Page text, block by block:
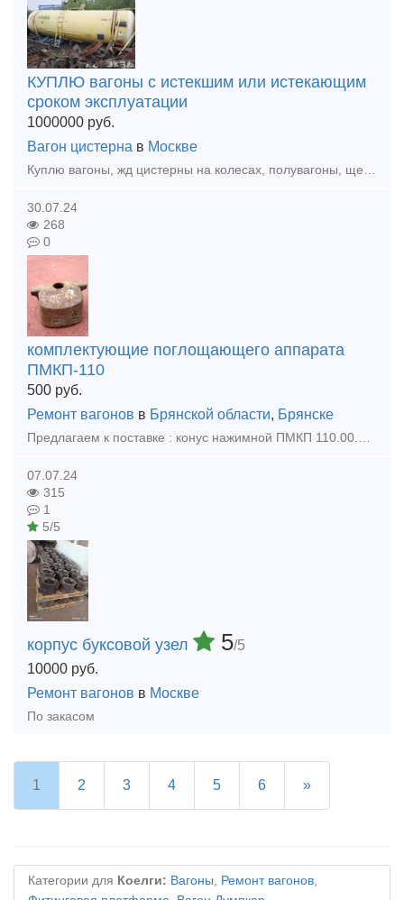
КУПЛЮ вагоны с истекшим или истекающим
сроком эксплуатации
1000000 руб.
Вагон цистерна в Москве
Куплю вагоны, жд цистерны на колесах, полувагоны, щеповозы, думпкары, платформы с истекшим сроком эксплуатации по хорошей цене. По всей территории России. Анна тел. 8 933 329 45 40 Красноярск Сер
30.07.24
268
0
комплектующие поглощающего аппарата
ПМКП-110
500 руб.
Ремонт вагонов в Брянской области, Брянске
Предлагаем к поставке : конус нажимной ПМКП 110.00.00.005 новый производства БСЗ 2008 г.выпуска в количестве 200 шт.
07.07.24
315
1
5/5
корпус буксовой узел 5/5
10000 руб.
Ремонт вагонов в Москве
По закасом
1 2 3 4 5 6 »
Категории для Коелги: Вагоны, Ремонт вагонов,